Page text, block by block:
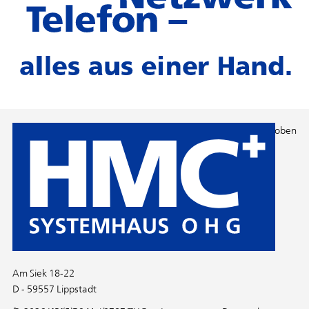
Nach oben
Am Siek 18-22
D - 59557 Lippstadt